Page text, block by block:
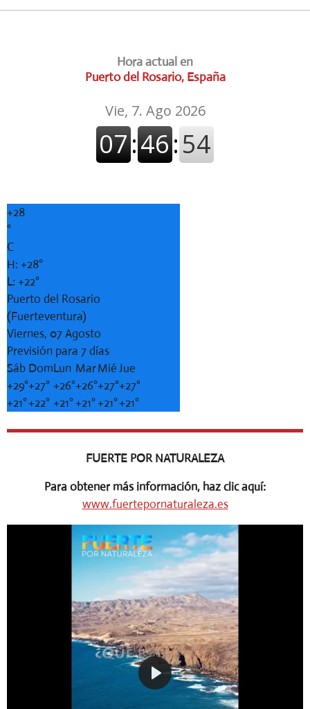
Hora actual en
Puerto del Rosario, España
+28
°
C
H: +28°
L: +22°
Puerto del Rosario
(Fuerteventura)
Viernes, 07 Agosto
Previsión para 7 días
Sáb DomLun MarMiéJue
+29°+27° +26°+26°+27°+27°
+21°+22° +21°+21°+21°+21°
FUERTE POR NATURALEZA
Para obtener más información, haz clic aquí:
www.fuertepornaturaleza.es
P